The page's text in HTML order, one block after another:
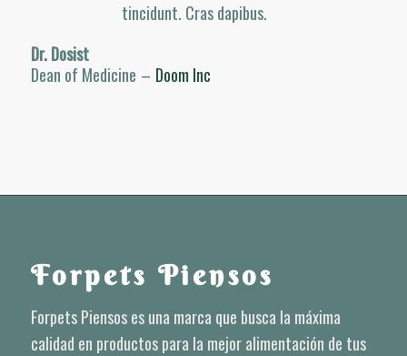
tincidunt. Cras dapibus.
Dr. Dosist
Dean of Medicine – Doom Inc
Forpets Piensos
Forpets Piensos es una marca que busca la máxima
calidad en productos para la mejor alimentación de tus